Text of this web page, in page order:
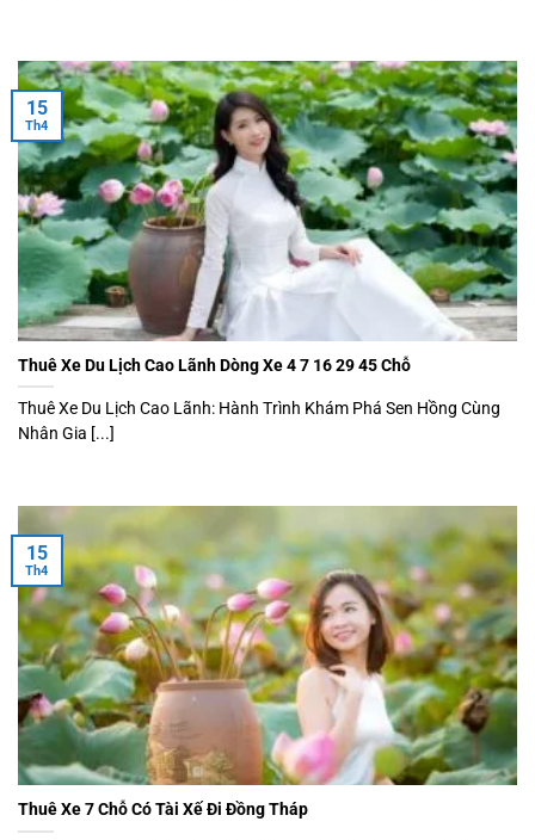
Thuê Xe Du Lịch Cao Lãnh Dòng Xe 4 7 16 29 45 Chỗ
Thuê Xe Du Lịch Cao Lãnh: Hành Trình Khám Phá Sen Hồng Cùng
Nhân Gia [...]
15
Th4
Thuê Xe 7 Chỗ Có Tài Xế Đi Đồng Tháp
15
Th4